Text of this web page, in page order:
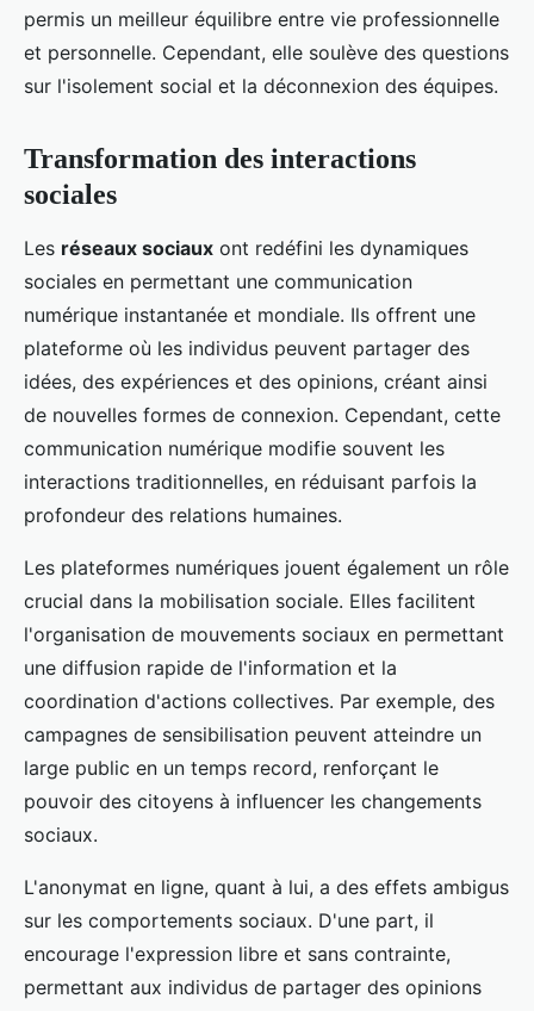
permis un meilleur équilibre entre vie professionnelle
et personnelle. Cependant, elle soulève des questions
sur l'isolement social et la déconnexion des équipes.
Transformation des interactions
sociales
Les réseaux sociaux ont redéfini les dynamiques
sociales en permettant une communication
numérique instantanée et mondiale. Ils offrent une
plateforme où les individus peuvent partager des
idées, des expériences et des opinions, créant ainsi
de nouvelles formes de connexion. Cependant, cette
communication numérique modifie souvent les
interactions traditionnelles, en réduisant parfois la
profondeur des relations humaines.
Les plateformes numériques jouent également un rôle
crucial dans la mobilisation sociale. Elles facilitent
l'organisation de mouvements sociaux en permettant
une diffusion rapide de l'information et la
coordination d'actions collectives. Par exemple, des
campagnes de sensibilisation peuvent atteindre un
large public en un temps record, renforçant le
pouvoir des citoyens à influencer les changements
sociaux.
L'anonymat en ligne, quant à lui, a des effets ambigus
sur les comportements sociaux. D'une part, il
encourage l'expression libre et sans contrainte,
permettant aux individus de partager des opinions